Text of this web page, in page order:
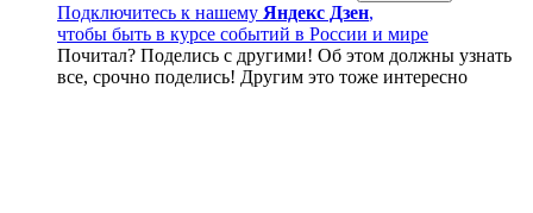
Подключитесь к нашему Яндекс Дзен,
чтобы быть в курсе событий в России и мире
Почитал? Поделись с другими! Об этом должны узнать
все, срочно поделись! Другим это тоже интересно